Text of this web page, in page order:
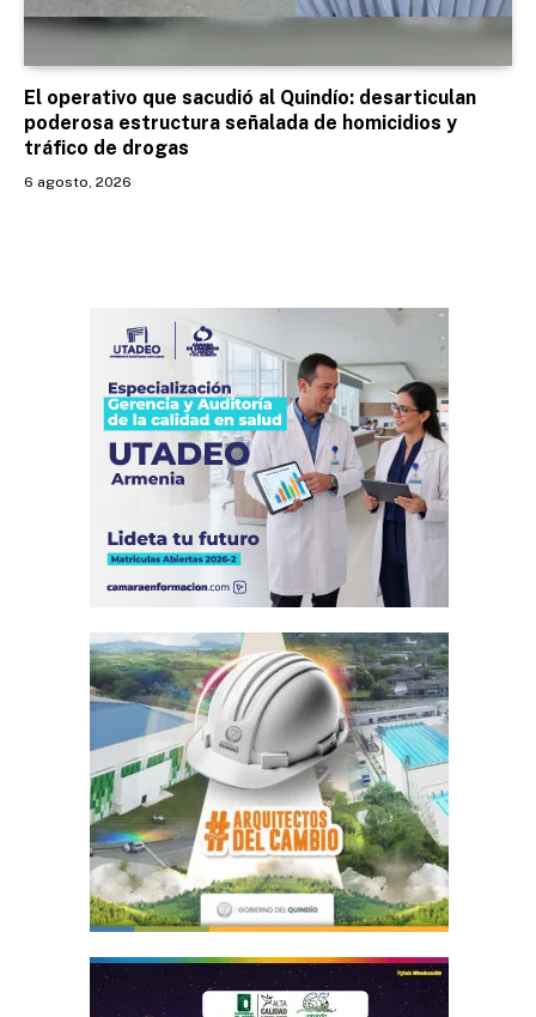
El operativo que sacudió al Quindío: desarticulan
poderosa estructura señalada de homicidios y
tráfico de drogas
6 agosto, 2026